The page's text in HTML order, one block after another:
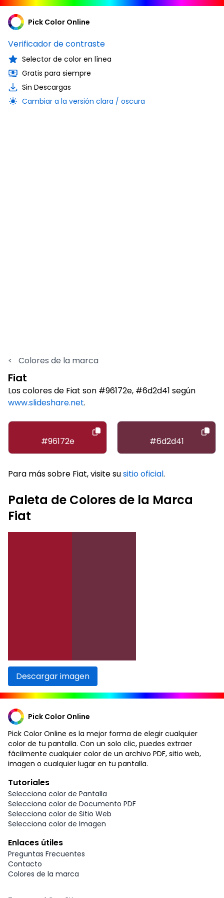
Pick Color Online
Verificador de contraste
Selector de color en línea
Gratis para siempre
Sin Descargas
Cambiar a la versión clara / oscura
< Colores de la marca
Fiat
Los colores de Fiat son #96172e, #6d2d41 según
www.slideshare.net.
#96172e #6d2d41
Para más sobre Fiat, visite susitio oficial.
Paleta de Colores de la Marca
Fiat
Descargar imagen
Pick Color Online
Pick Color Online es la mejor forma de elegir cualquier
color de tu pantalla. Con un solo clic, puedes extraer
fácilmente cualquier color de un archivo PDF, sitio web,
imagen o cualquier lugar en tu pantalla.
Tutoriales
Selecciona color de Pantalla
Selecciona color de Documento PDF
Selecciona color de Sitio Web
Selecciona color de Imagen
Enlaces útiles
Preguntas Frecuentes
Contacto
Colores de la marca